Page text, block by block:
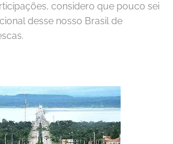
considero que pouco sei
desse nosso Brasil de